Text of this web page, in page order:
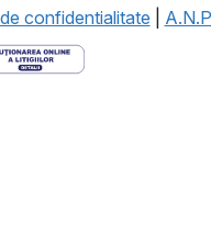
confidentialitate